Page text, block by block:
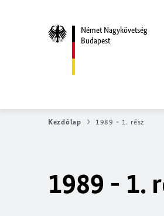
Német Nagykövetség
Budapest
Kezdőlap 1989 - 1. rész
1989 - 1.